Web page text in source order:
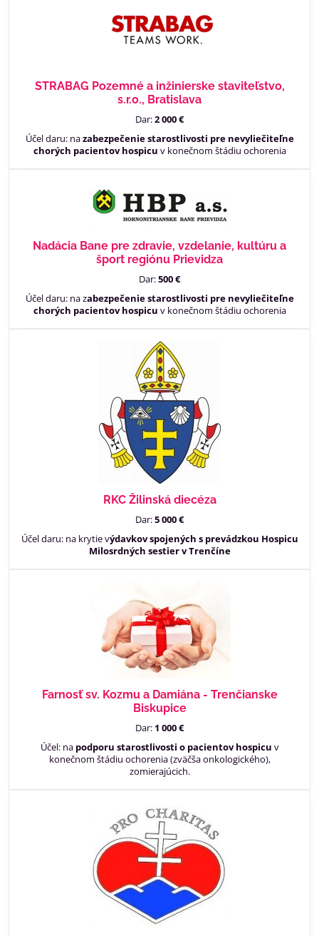
STRABAG Pozemné a inžinierske staviteľstvo,
s.r.o., Bratislava
Dar:2 000 €
Účel daru: nazabezpečenie starostlivosti pre nevyliečiteľne
chorých pacientov hospicu v konečnom štádiu ochorenia
Nadácia Bane pre zdravie, vzdelanie, kultúru a
šport regiónu Prievidza
Dar:500 €
Účel daru: na zabezpečenie starostlivosti pre nevyliečiteľne
chorých pacientov hospicu v konečnom štádiu ochorenia
RKC Žilinská diecéza
Dar:5 000 €
Účel daru: na krytie výdavkov spojených s prevádzkou Hospicu
Milosrdných sestier v Trenčíne
Farnosť sv. Kozmu a Damiána - Trenčianske
Biskupice
Dar: 1 000 €
Účel: na podporu starostlivosti o pacientov hospicu v
konečnom štádiu ochorenia (zväčša onkologického),
zomierajúcich.